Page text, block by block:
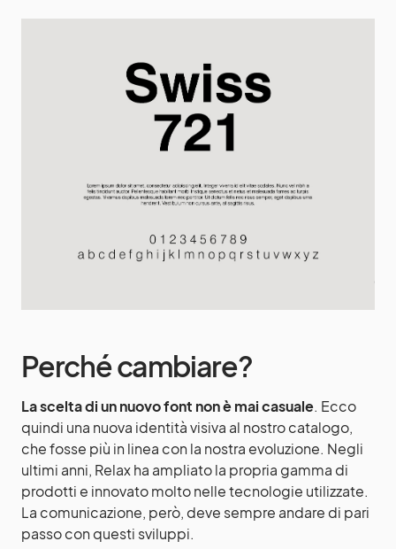
Perché cambiare?
La scelta di un nuovo font non è mai casuale. Ecco
quindi una nuova identità visiva al nostro catalogo,
che fosse più in linea con la nostra evoluzione. Negli
ultimi anni, Relax ha ampliato la propria gamma di
prodotti e innovato molto nelle tecnologie utilizzate.
La comunicazione, però, deve sempre andare di pari
passo con questi sviluppi.